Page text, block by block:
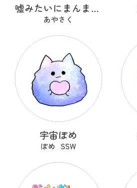
嘘みたいにまんまるなウソ
あやさく
宇宙ぽめ
ぽめ_SSW